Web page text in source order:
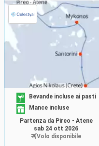
Porti
Bevande incluse ai pasti
Mance incluse
Partenza da Pireo - Atene
sab 24 ott 2026
Volo disponibile